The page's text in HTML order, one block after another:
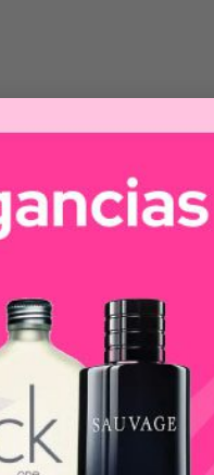
Puede ser
descongestiona
su fórmula, posee
– sin fragancias
– sin filtros